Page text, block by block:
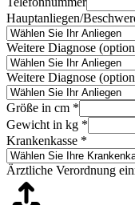
Hauptanliegen/
Weitere Diagnose
Weitere Diagnose
Größe in cm *
Gewicht in kg *
Krankenkasse *
Ärztliche Verordnung